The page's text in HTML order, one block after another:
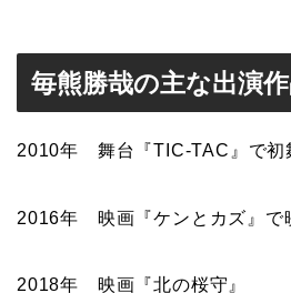
毎熊勝哉の主な出演
2010年 舞台『TIC-TAC』で初
2016年 映画『ケンとカズ』で
2018年 映画『北の桜守』